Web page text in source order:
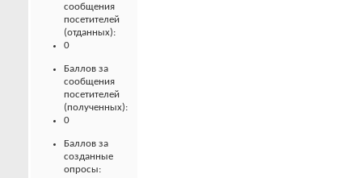
сообщения
посетителей
(отданных):
0
Баллов за
сообщения
посетителей
(полученных):
0
Баллов за
созданные
опросы: